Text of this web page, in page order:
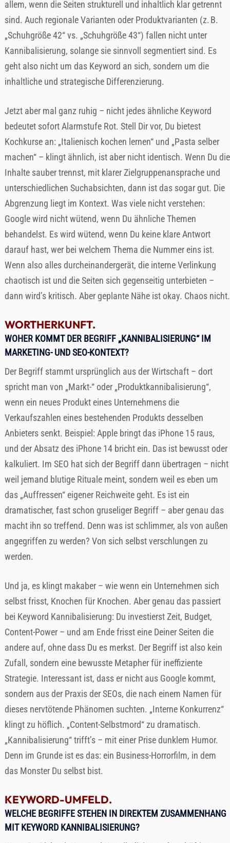
allem, wenn die Seiten strukturell und inhaltlich klar getrennt
sind. Auch regionale Varianten oder Produktvarianten (z. B.
„Schuhgröße 42“ vs. „Schuhgröße 43“) fallen nicht unter
Kannibalisierung, solange sie sinnvoll segmentiert sind. Es
geht also nicht um das Keyword an sich, sondern um die
inhaltliche und strategische Differenzierung.
Jetzt aber mal ganz ruhig – nicht jedes ähnliche Keyword
bedeutet sofort Alarmstufe Rot. Stell Dir vor, Du bietest
Kochkurse an: „Italienisch kochen lernen“ und „Pasta selber
machen“ – klingt ähnlich, ist aber nicht identisch. Wenn Du die
Inhalte sauber trennst, mit klarer Zielgruppenansprache und
unterschiedlichen Suchabsichten, dann ist das sogar gut. Die
Abgrenzung liegt im Kontext. Was viele nicht verstehen:
Google wird nicht wütend, wenn Du ähnliche Themen
behandelst. Es wird wütend, wenn Du keine klare Antwort
darauf hast, wer bei welchem Thema die Nummer eins ist.
Wenn also alles durcheinandergerät, die interne Verlinkung
chaotisch ist und die Seiten sich gegenseitig unterbieten –
dann wird’s kritisch. Aber geplante Nähe ist okay. Chaos nicht.
WORTHERKUNFT.
WOHER KOMMT DER BEGRIFF „KANNIBALISIERUNG“ IM
MARKETING- UND SEO-KONTEXT?
Der Begriff stammt ursprünglich aus der Wirtschaft – dort
spricht man von „Markt-“ oder „Produktkannibalisierung“,
wenn ein neues Produkt eines Unternehmens die
Verkaufszahlen eines bestehenden Produkts desselben
Anbieters senkt. Beispiel: Apple bringt das iPhone 15 raus,
und der Absatz des iPhone 14 bricht ein. Das ist bewusst oder
kalkuliert. Im SEO hat sich der Begriff dann übertragen – nicht
weil jemand blutige Rituale meint, sondern weil es eben um
das „Auffressen“ eigener Reichweite geht. Es ist ein
dramatischer, fast schon gruseliger Begriff – aber genau das
macht ihn so treffend. Denn was ist schlimmer, als von außen
angegriffen zu werden? Von sich selbst verschlungen zu
werden.
Und ja, es klingt makaber – wie wenn ein Unternehmen sich
selbst frisst, Knochen für Knochen. Aber genau das passiert
bei Keyword Kannibalisierung: Du investierst Zeit, Budget,
Content-Power – und am Ende frisst eine Deiner Seiten die
andere auf, ohne dass Du es merkst. Der Begriff ist also kein
Zufall, sondern eine bewusste Metapher für ineffiziente
Strategie. Interessant ist, dass er nicht aus Google kommt,
sondern aus der Praxis der SEOs, die nach einem Namen für
dieses nervtötende Phänomen suchten. „Interne Konkurrenz“
klingt zu höflich. „Content-Selbstmord“ zu dramatisch.
„Kannibalisierung“ trifft’s – mit einer Prise dunklem Humor.
Denn im Grunde ist es das: ein Business-Horrorfilm, in dem
das Monster Du selbst bist.
KEYWORD-UMFELD.
WELCHE BEGRIFFE STEHEN IN DIREKTEM ZUSAMMENHANG
MIT KEYWORD KANNIBALISIERUNG?